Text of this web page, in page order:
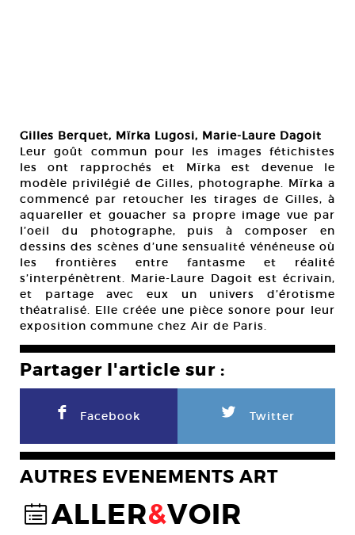
Gilles Berquet, Mïrka Lugosi, Marie-Laure Dagoit
Leur goût commun pour les images fétichistes
les ont rapprochés et Mïrka est devenue le
modèle privilégié de Gilles, photographe. Mïrka a
commencé par retoucher les tirages de Gilles, à
aquareller et gouacher sa propre image vue par
l’oeil du photographe, puis à composer en
dessins des scènes d’une sensualité vénéneuse où
les frontières entre fantasme et réalité
s’interpénètrent. Marie-Laure Dagoit est écrivain,
et partage avec eux un univers d’érotisme
théatralisé. Elle créée une pièce sonore pour leur
exposition commune chez Air de Paris.
Partager l'article sur :
F Facebook L Twitter
AUTRES EVENEMENTS ART
@ALLER&VOIR